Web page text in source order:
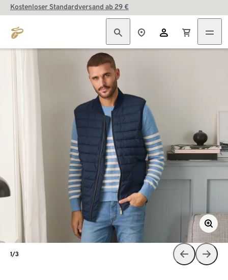
Kostenloser Standardversand ab 29 €
1/3